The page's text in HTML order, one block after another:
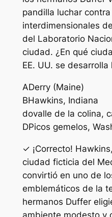
pandilla luchar
interdimensionales
del Laboratorio
ciudad. ¿En qué
EE. UU. se desarrolla
ADerry (Maine)
BHawkins, Indiana
dovalle de la colina,
DPicos gemelos,
✓ ¡Correcto!
ciudad ficticia del
convirtió en uno de
emblemáticos de la
hermanos Duffer
ambiente modesto y